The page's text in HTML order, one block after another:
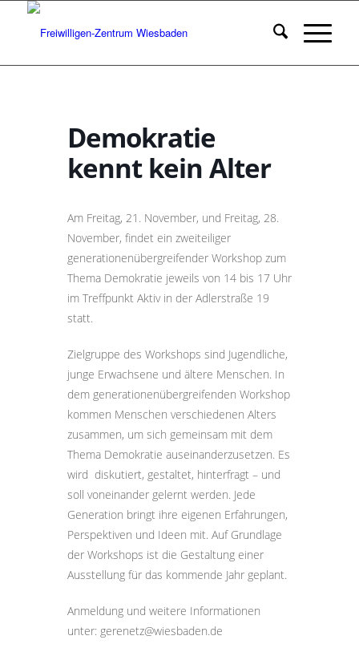
Demokratie
kennt kein Alter
Am Freitag, 21. November, und Freitag, 28.
November, findet ein zweiteiliger
generationenübergreifender Workshop zum
Thema Demokratie jeweils von 14 bis 17 Uhr
im Treffpunkt Aktiv in der Adlerstraße 19
statt.
Zielgruppe des Workshops sind Jugendliche,
junge Erwachsene und ältere Menschen. In
dem generationenübergreifenden Workshop
kommen Menschen verschiedenen Alters
zusammen, um sich gemeinsam mit dem
Thema Demokratie auseinanderzusetzen. Es
wird diskutiert, gestaltet, hinterfragt – und
soll voneinander gelernt werden. Jede
Generation bringt ihre eigenen Erfahrungen,
Perspektiven und Ideen mit. Auf Grundlage
der Workshops ist die Gestaltung einer
Ausstellung für das kommende Jahr geplant.
Anmeldung und weitere Informationen
unter: gerenetz@wiesbaden.de